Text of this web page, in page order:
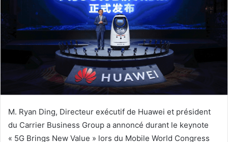
M. Ryan Ding, Directeur exécutif de Huawei et président
du Carrier Business Group a annoncé durant le keynote
« 5G Brings New Value » lors du Mobile World Congress